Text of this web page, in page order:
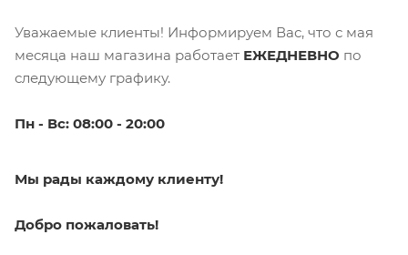
Уважаемые клиенты! Информируем Вас, что с мая
месяца наш магазина работает ЕЖЕДНЕВНО по
следующему графику.
Пн - Вс: 08:00 - 20:00
Мы рады каждому клиенту!
Добро пожаловать!